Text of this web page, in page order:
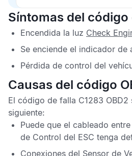
Síntomas del código
Encendida la luz Check
Se enciende el indicador de
Pérdida de control del
Causas del código
El código de falla C1283 OBD2
siguiente:
Puede que el cableado
de Control del ESC tenga
Conexiones del Sensor de